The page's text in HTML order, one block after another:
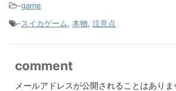
-game
-スイカゲーム, 本物, 注意点
comment
メールアドレスが公開されることはありま